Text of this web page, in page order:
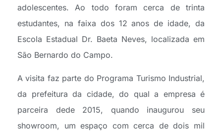
adolescentes. Ao todo foram cerca de trinta
estudantes, na faixa dos 12 anos de idade, da
Escola Estadual Dr. Baeta Neves, localizada em
São Bernardo do Campo.
A visita faz parte do Programa Turismo Industrial,
da prefeitura da cidade, do qual a empresa é
parceira dede 2015, quando inaugurou seu
showroom, um espaço com cerca de dois mil